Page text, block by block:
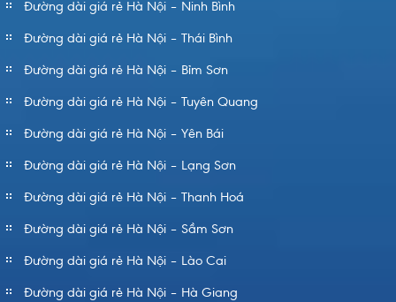
Đường dài giá rẻ Hà Nội – Ninh Bình
Đường dài giá rẻ Hà Nội – Thái Bình
Đường dài giá rẻ Hà Nội – Bỉm Sơn
Đường dài giá rẻ Hà Nội – Tuyên Quang
Đường dài giá rẻ Hà Nội – Yên Bái
Đường dài giá rẻ Hà Nội – Lạng Sơn
Đường dài giá rẻ Hà Nội – Thanh Hoá
Đường dài giá rẻ Hà Nội – Sầm Sơn
Đường dài giá rẻ Hà Nội – Lào Cai
Đường dài giá rẻ Hà Nội – Hà Giang